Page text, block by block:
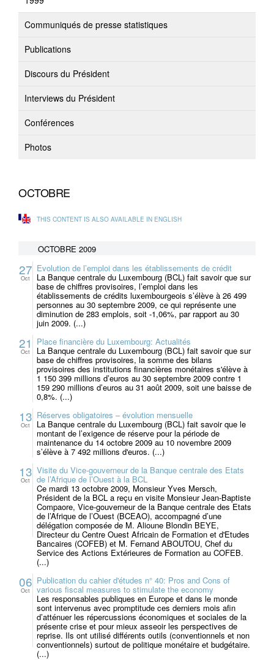
Communiqués de presse statistiques
Publications
Discours du Président
Interviews du Président
Conférences
Photos
OCTOBRE
THIS CONTENT IS ALSO AVAILABLE IN ENGLISH
OCTOBRE 2009
27
Oct
Evolution de l’emploi dans les établissements de crédit
La Banque centrale du Luxembourg (BCL) fait savoir que sur
base de chiffres provisoires, l’emploi dans les
établissements de crédits luxembourgeois s’élève à 26 499
personnes au 30 septembre 2009, ce qui représente une
diminution de 283 emplois, soit -1,06%, par rapport au 30
juin 2009. (...)
21
Oct
Place financière du Luxembourg: Actualités
La Banque centrale du Luxembourg (BCL) fait savoir que sur
base de chiffres provisoires, la somme des bilans
provisoires des institutions financières monétaires s'élève à
1 150 399 millions d’euros au 30 septembre 2009 contre 1
159 290 millions d’euros au 31 août 2009, soit une baisse de
0,8%. (...)
13
Oct
Réserves obligatoires – évolution mensuelle
La Banque centrale du Luxembourg (BCL) fait savoir que le
montant de l’exigence de réserve pour la période de
maintenance du 14 octobre 2009 au 10 novembre 2009
s’élève à 7 492 millions d'euros. (...)
13
Oct
Visite du Vice-gouverneur de la Banque centrale des Etats
de l’Afrique de l’Ouest à la BCL
Ce mardi 13 octobre 2009, Monsieur Yves Mersch,
Président de la BCL a reçu en visite Monsieur Jean-Baptiste
Compaore, Vice-gouverneur de la Banque centrale des Etats
de l’Afrique de l’Ouest (BCEAO), accompagné d’une
délégation composée de M. Alioune Blondin BEYE,
Directeur du Centre Ouest Africain de Formation et d'Etudes
Bancaires (COFEB) et M. Fernand ABOUTOU, Chef du
Service des Actions Extérieures de Formation au COFEB.
(...)
06
Oct
Publication du cahier d'études n° 40: Pros and Cons of
various fiscal measures to stimulate the economy
Les responsables publiques en Europe et dans le monde
sont intervenus avec promptitude ces derniers mois afin
d’atténuer les répercussions économiques et sociales de la
présente crise et pour mieux asseoir les perspectives de
reprise. Ils ont utilisé différents outils (conventionnels et non
conventionnels) surtout de politi­que monétaire et budgétaire.
(...)